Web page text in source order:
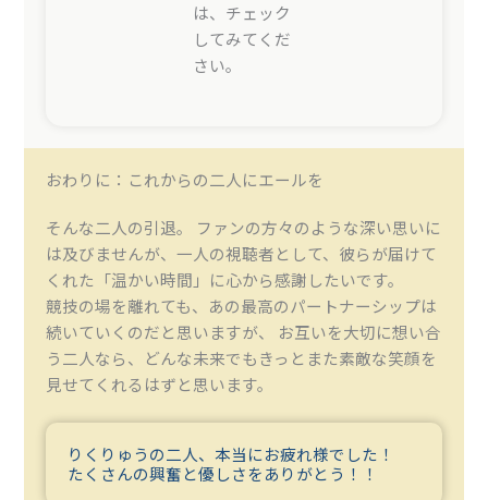
は、チェック
してみてくだ
さい。
おわりに：これからの二人にエールを
そんな二人の引退。 ファンの方々のような深い思いに
は及びませんが、一人の視聴者として、彼らが届けて
くれた「温かい時間」に心から感謝したいです。
競技の場を離れても、あの最高のパートナーシップは
続いていくのだと思いますが、 お互いを大切に想い合
う二人なら、どんな未来でもきっとまた素敵な笑顔を
見せてくれるはずと思います。
りくりゅうの二人、本当にお疲れ様でした！
たくさんの興奮と優しさをありがとう！！